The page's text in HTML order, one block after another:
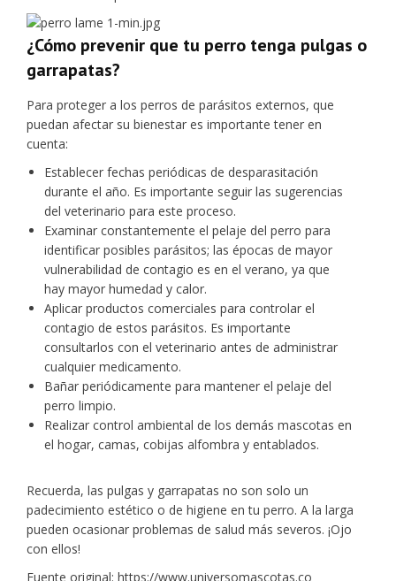
¿Cómo prevenir que tu perro tenga pulgas o
garrapatas?
Para proteger a los perros de parásitos externos, que
puedan afectar su bienestar es importante tener en
cuenta:
Establecer fechas periódicas de desparasitación
durante el año. Es importante seguir las sugerencias
del veterinario para este proceso.
Examinar constantemente el pelaje del perro para
identificar posibles parásitos; las épocas de mayor
vulnerabilidad de contagio es en el verano, ya que
hay mayor humedad y calor.
Aplicar productos comerciales para controlar el
contagio de estos parásitos. Es importante
consultarlos con el veterinario antes de administrar
cualquier medicamento.
Bañar periódicamente para mantener el pelaje del
perro limpio.
Realizar control ambiental de los demás mascotas en
el hogar, camas, cobijas alfombra y entablados.
Recuerda, las pulgas y garrapatas no son solo un
padecimiento estético o de higiene en tu perro. A la larga
pueden ocasionar problemas de salud más severos. ¡Ojo
con ellos!
Fuente original: https://www.universomascotas.co